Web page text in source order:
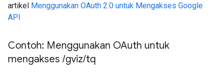
artikel Menggunakan OAuth 2.0 untuk Mengakses Google
API
Contoh: Menggunakan OAuth untuk
mengakses /gviz/tq